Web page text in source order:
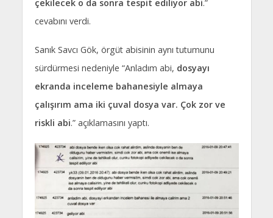
çekilecek o da sonra tespit ediliyor abi.”
cevabını verdi.
Sanık Savcı Gök, örgüt abisinin aynı tutumunu
sürdürmesi nedeniyle “Anladım abi, dosyayı
ekranda inceleme bahanesiyle almaya
çalışırım ama iki çuval dosya var. Çok zor ve
riskli abi.” açıklamasını yaptı.